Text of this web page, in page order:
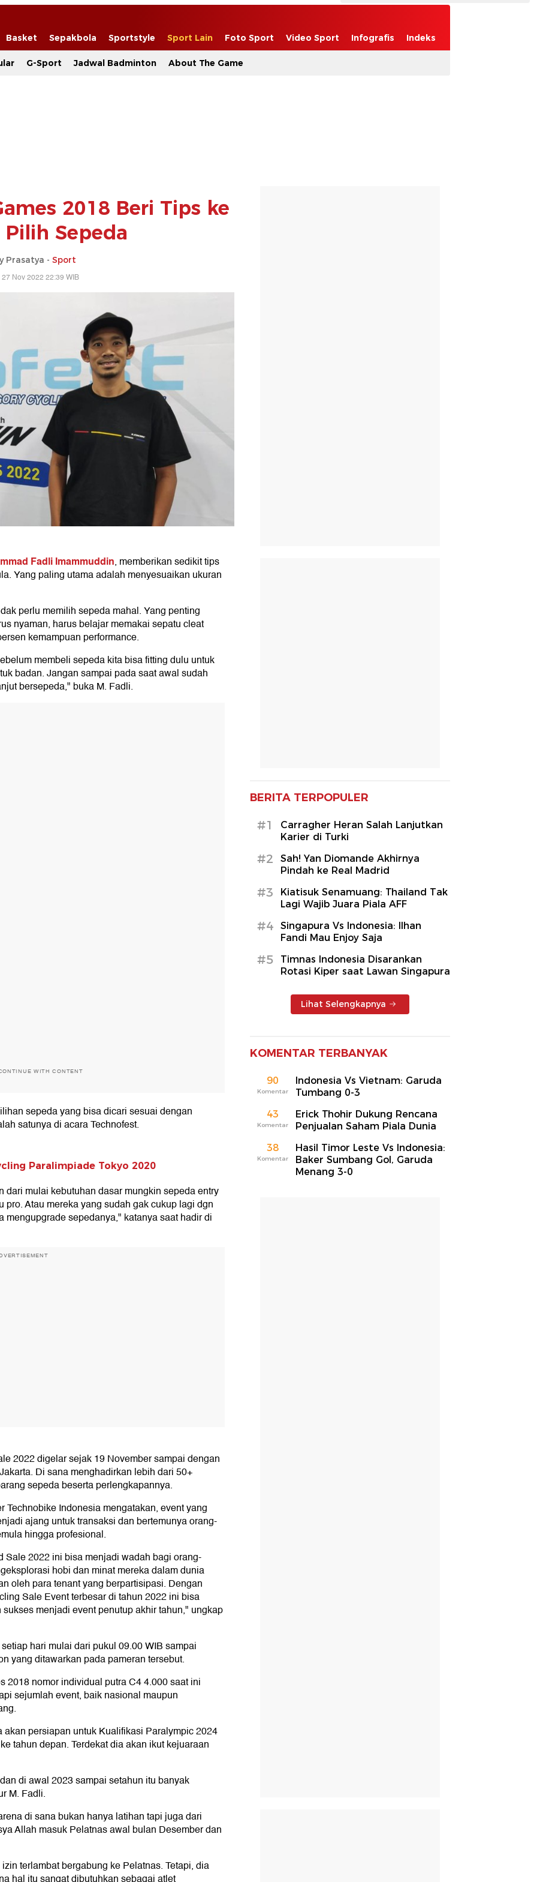
Basket Sepakbola Sportstyle Sport Lain Foto Sport Video Sport Infografis Indeks
G-Sport Jadwal Badminton About The Game
2018 Beri Tips ke
Sepeda
Prasatya - Sport
Nov 2022 22:39 WIB
Fadli Imammuddin, memberikan sedikit tips
Yang paling utama adalah menyesuaikan ukuran
perlu memilih sepeda mahal. Yang penting
nyaman, harus belajar memakai sepatu cleat
kemampuan performance.
membeli sepeda kita bisa fitting dulu untuk
badan. Jangan sampai pada saat awal sudah
bersepeda," buka M. Fadli.
WITH CONTENT
sepeda yang bisa dicari sesuai dengan
satunya di acara Technofest.
Paralimpiade Tokyo 2020
mulai kebutuhan dasar mungkin sepeda entry
Atau mereka yang sudah gak cukup lagi dgn
mengupgrade sepedanya," katanya saat hadir di
2022 digelar sejak 19 November sampai dengan
Di sana menghadirkan lebih dari 50+
sepeda beserta perlengkapannya.
Indonesia mengatakan, event yang
ajang untuk transaksi dan bertemunya orang-
hingga profesional.
Sale 2022 ini bisa menjadi wadah bagi orang-
hobi dan minat mereka dalam dunia
oleh para tenant yang berpartisipasi. Dengan
Sale Event terbesar di tahun 2022 ini bisa
menjadi event penutup akhir tahun," ungkap
hari mulai dari pukul 09.00 WIB sampai
yang ditawarkan pada pameran tersebut.
2018 nomor individual putra C4 4.000 saat ini
sejumlah event, baik nasional maupun
persiapan untuk Kualifikasi Paralympic 2024
tahun depan. Terdekat dia akan ikut kejuaraan
di awal 2023 sampai setahun itu banyak
M. Fadli.
di sana bukan hanya latihan tapi juga dari
Allah masuk Pelatnas awal bulan Desember dan
terlambat bergabung ke Pelatnas. Tetapi, dia
BERITA TERPOPULER
#1
Carragher Heran Salah Lanjutkan
Karier di Turki
#2
Sah! Yan Diomande Akhirnya
Pindah ke Real Madrid
#3
Kiatisuk Senamuang: Thailand Tak
Lagi Wajib Juara Piala AFF
#4
Singapura Vs Indonesia: Ilhan
Fandi Mau Enjoy Saja
#5
Timnas Indonesia Disarankan
Rotasi Kiper saat Lawan Singapura
Lihat Selengkapnya
KOMENTAR TERBANYAK
90
Komentar
Indonesia Vs Vietnam: Garuda
Tumbang 0-3
43
Komentar
Erick Thohir Dukung Rencana
Penjualan Saham Piala Dunia
38
Komentar
Hasil Timor Leste Vs Indonesia:
Baker Sumbang Gol, Garuda
Menang 3-0